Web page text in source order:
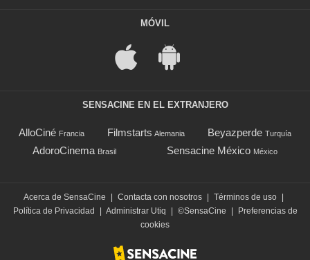
MÓVIL
SENSACINE EN EL EXTRANJERO
AlloCiné Francia Filmstarts Alemania Beyazperde Turquía
AdoroCinema Brasil Sensacine México México
Acerca de SensaCine Contacta con nosotros Términos de uso
Política de Privacidad
Administrar Utiq ©SensaCine
Preferencias de
cookies